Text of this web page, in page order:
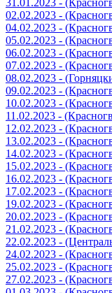
02.02.2023 -
04.02.2023 -
05.02.2023 -
06.02.2023 -
07.02.2023 -
08.02.2023 -
09.02.2023 -
10.02.2023 -
11.02.2023 -
12.02.2023 -
13.02.2023 -
14.02.2023 -
15.02.2023 -
16.02.2023 -
17.02.2023 -
19.02.2023 -
20.02.2023 -
21.02.2023 -
22.02.2023 -
24.02.2023 -
25.02.2023 -
27.02.2023 -